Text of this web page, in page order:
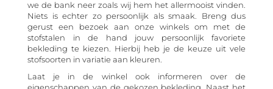
we de bank neer zoals wij hem het allermooist vinden.
Niets is echter zo persoonlijk als smaak. Breng dus
gerust een bezoek aan onze winkels om met de
stofstalen in de hand jouw persoonlijk favoriete
bekleding te kiezen. Hierbij heb je de keuze uit vele
stofsoorten in variatie aan kleuren.
Laat je in de winkel ook informeren over de
eigenschappen van de gekozen bekleding. Naast het